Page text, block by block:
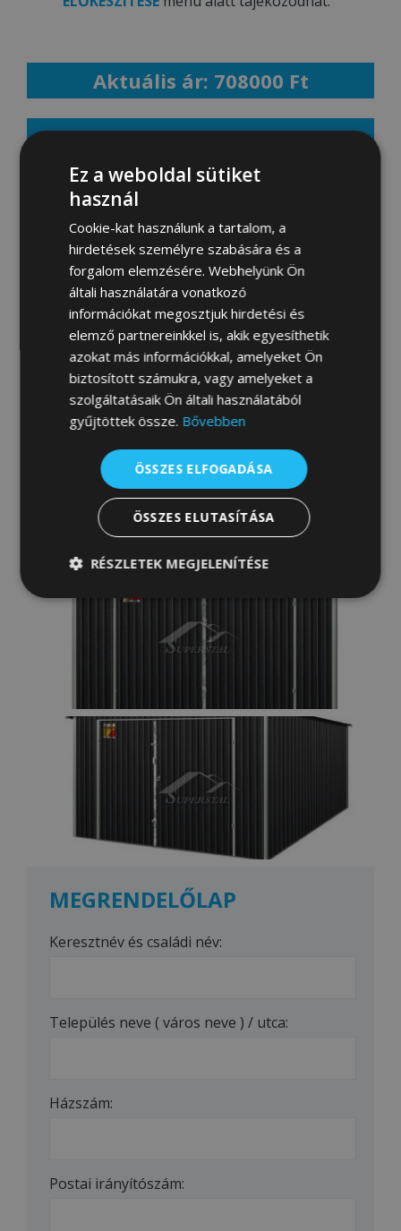
Aktuális ár: 708000 Ft
MEGRENDELEM
Fotógaléria:
MEGRENDELŐLAP
Keresztnév és családi név:
Település neve ( város neve ) / utca:
Házszám:
Postai irányítószám:
Ez a weboldal sütiket
használ
Cookie-kat használunk a tartalom, a
hirdetések személyre szabására és a
forgalom elemzésére. Webhelyünk Ön
általi használatára vonatkozó
információkat megosztjuk hirdetési és
elemző partnereinkkel is, akik egyesíthetik
azokat más információkkal, amelyeket Ön
biztosított számukra, vagy amelyeket a
szolgáltatásaik Ön általi használatából
gyűjtöttek össze. Bővebben
ÖSSZES ELFOGADÁSA
ÖSSZES ELUTASÍTÁSA
RÉSZLETEK MEGJELENÍTÉSE
Elengedhetetlenül
Teljesítmény
Célzás Funkcionalitás